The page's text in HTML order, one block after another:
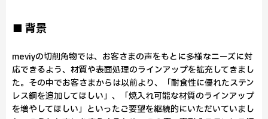
■ 背景
meviyの切削角物では、お客さまの声をもとに多様なニーズに対
応できるよう、材質や表面処理のラインアップを拡充してきまし
た。その中でお客さまからは以前より、「耐食性に優れたステン
レス鋼を追加してほしい」、「焼入れ可能な材質のラインアップ
を増やしてほしい」といったご要望を継続的にいただいていまし